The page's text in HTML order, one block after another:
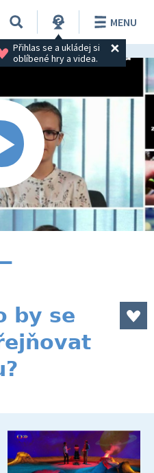
Přihlas se a ukládej si
oblíbené hry a videa.
MENU
by se